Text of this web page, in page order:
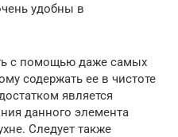
удобны в
с помощью даже самых
содержать ее в чистоте
является
данного элемента
Следует также